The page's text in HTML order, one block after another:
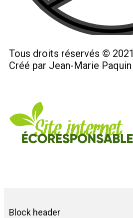
Tous droits réservés © 2021
Créé par Jean-Marie Paquin
Block header